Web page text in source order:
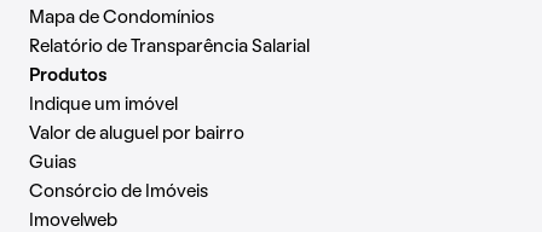
Mapa de Condomínios
Relatório de Transparência Salarial
Produtos
Indique um imóvel
Valor de aluguel por bairro
Guias
Consórcio de Imóveis
Imovelweb